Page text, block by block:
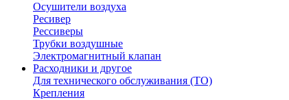
Осушители воздуха
Ресивер
Рессиверы
Трубки воздушные
Электромагнитный клапан
Расходники и другое
Для технического обслуживания (ТО)
Крепления